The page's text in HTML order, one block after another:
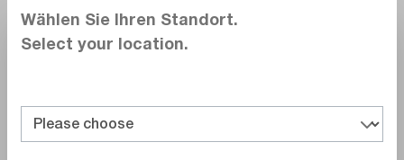
Wählen Sie Ihren Standort.
Select your location.